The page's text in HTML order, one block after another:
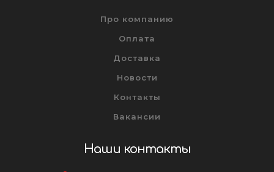
Про компанию
Оплата
Доставка
Новости
Контакты
Вакансии
Наши контакты